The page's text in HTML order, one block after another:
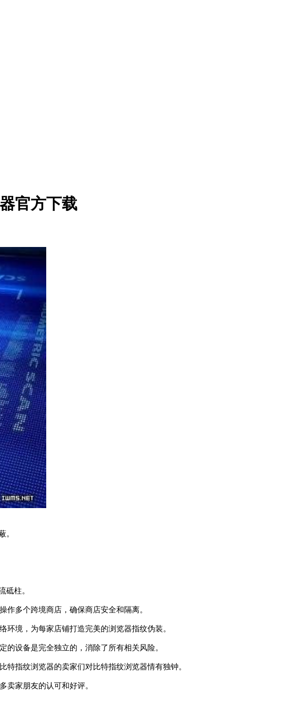
官方下载
。
砥柱。
多个跨境商店，确保商店安全和隔离。
境，为每家店铺打造完美的浏览器指纹伪装。
设备是完全独立的，消除了所有相关风险。
指纹浏览器的卖家们对比特指纹浏览器情有独钟。
家朋友的认可和好评。